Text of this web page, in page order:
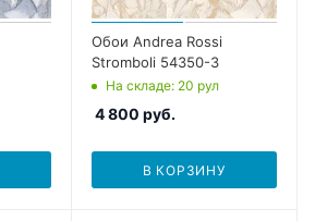
Обои Andrea Rossi
Stromboli 54350-3
На складе: 20 рул
4 800 руб.
В КОРЗИНУ